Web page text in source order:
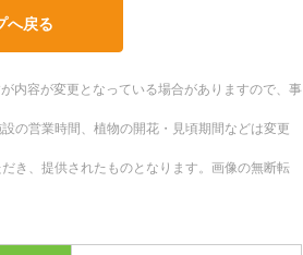
へ戻る
内容が変更となっている場合がありますので、事
の営業時間、植物の開花・見頃期間などは変更
き、提供されたものとなります。画像の無断転